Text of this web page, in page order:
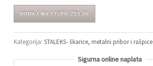
DODAJ NA LISTU ŽELJA
Kategorija:STALEKS- škarice, metalni pribor i rašpice
Sigurna online naplata